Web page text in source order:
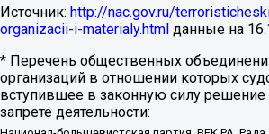
Источник: http://nac.gov.ru/
organizacii-i-materialy.html данные на
* Перечень общественных
организаций в отношении которых
вступившее в законную силу
запрете деятельности: